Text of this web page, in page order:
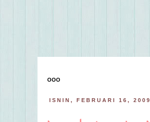
OOO
ISNIN, FEBRUARI 16, 2009